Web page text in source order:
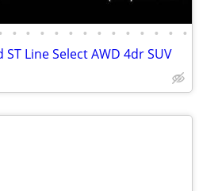
• • • • • • • • • • • • •
Line Select AWD 4dr SUV